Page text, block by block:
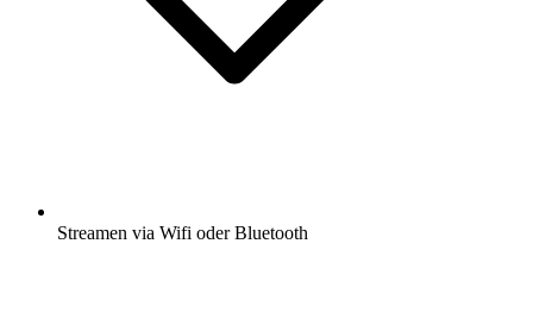
Streamen via Wifi oder Bluetooth